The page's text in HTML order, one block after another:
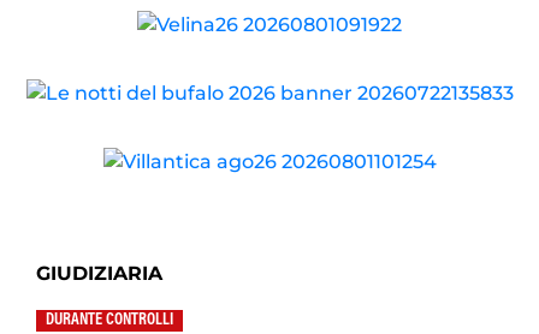
GIUDIZIARIA
DURANTE CONTROLLI